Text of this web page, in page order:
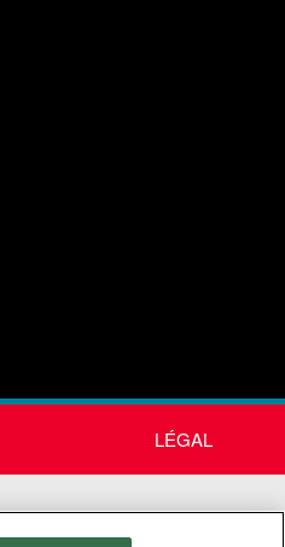
LÉGAL